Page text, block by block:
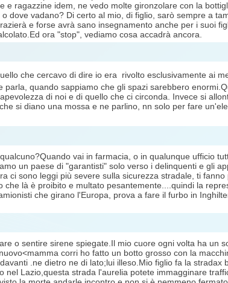
ragazzine idem, ne vedo molte gironzolare con la
dove vadano? Di certo al mio, di figlio, sarò sempre a
e forse avrà sano insegnamento anche per i suoi
ora "stop", vediamo cosa accadrà ancora.
che cercavo di dire io era rivolto esclusivamente ai
quando sappiamo che gli spazi sarebbero
di noi e di quello che ci circonda. Invece si
si diano una mossa e ne parlino, nn solo per fare
vai in farmacia, o in qualunque ufficio
un paese di "garantisti" solo verso i delinquenti e gli
ci sono leggi più severe sulla sicurezza stradale, ti
là è proibito e multato pesantemente....quindi la
che girano l'Europa, prova a fare il furbo in
o sentire sirene spiegate.Il mio cuore ogni volta ha un
corri ho fatto un botto grosso con la
.ne dietro ne di lato;lui illeso.Mio figlio fa la stradax
Lazio,questa strada l'aurelia potete immagginare